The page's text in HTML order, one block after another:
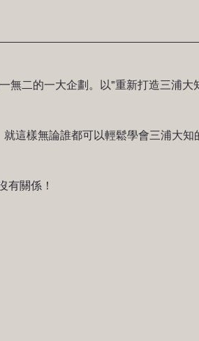
無二的一大企劃。以"重新打造三浦
這樣無論誰都可以輕鬆學會三浦大
有關係！